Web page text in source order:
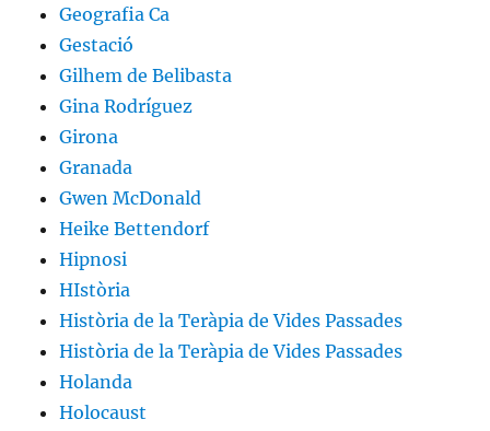
Geografia Ca
Gestació
Gilhem de Belibasta
Gina Rodríguez
Girona
Granada
Gwen McDonald
Heike Bettendorf
Hipnosi
HIstòria
Història de la Teràpia de Vides Passades
Història de la Teràpia de Vides Passades
Holanda
Holocaust